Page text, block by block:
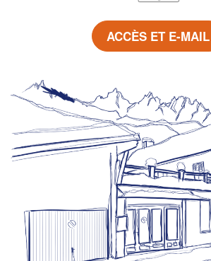
ACCÈS ET E-MAIL